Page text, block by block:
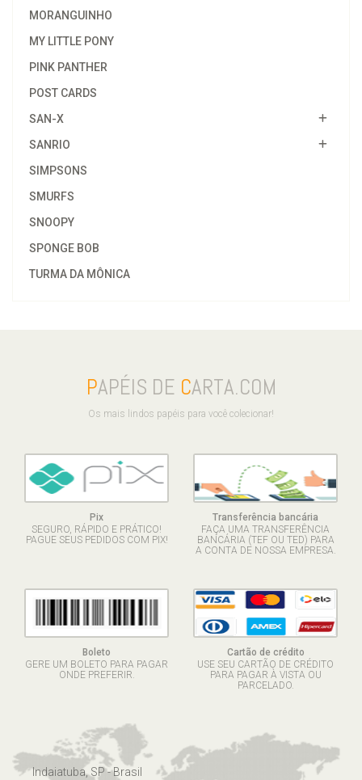
MORANGUINHO
MY LITTLE PONY
PINK PANTHER
POST CARDS
SAN-X
SANRIO
SIMPSONS
SMURFS
SNOOPY
SPONGE BOB
TURMA DA MÔNICA
PAPÉIS DE CARTA.COM
Os mais lindos papéis para você colecionar!
Pix
SEGURO, RÁPIDO E PRÁTICO!
PAGUE SEUS PEDIDOS COM PIX!
Transferência bancária
FAÇA UMA TRANSFERÊNCIA
BANCÁRIA (TEF OU TED) PARA
A CONTA DE NOSSA EMPRESA.
Boleto
GERE UM BOLETO PARA PAGAR
ONDE PREFERIR.
Cartão de crédito
USE SEU CARTÃO DE CRÉDITO
PARA PAGAR À VISTA OU
PARCELADO.
Indaiatuba, SP - Brasil